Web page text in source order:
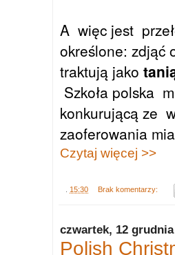
A więc jest
określone: zdjąć
traktują jako
Szkoła polska
konkurującą ze
zaoferowania
Czytaj więcej >>
15:30 Brak komentarzy:
czwartek, 12 grudnia
Polish